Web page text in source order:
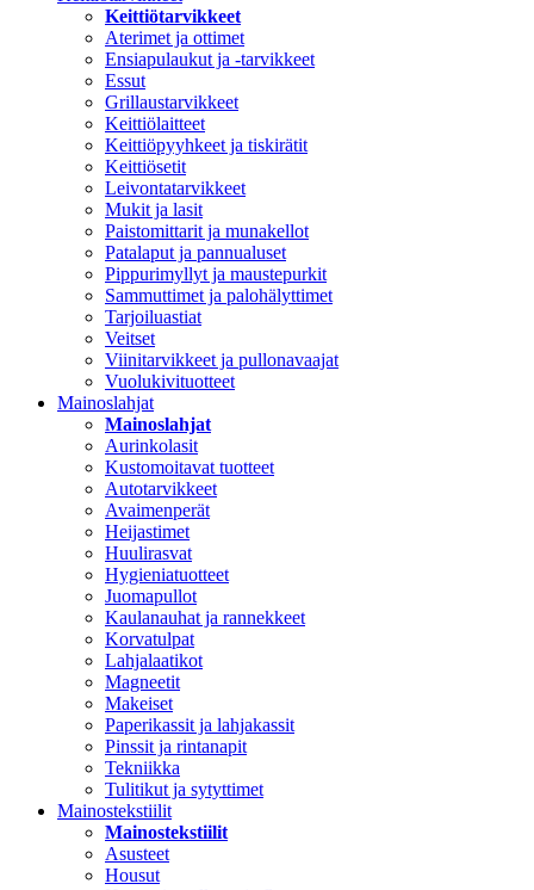
Keittiötarvikkeet
Aterimet ja ottimet
Ensiapulaukut ja -tarvikkeet
Essut
Grillaustarvikkeet
Keittiölaitteet
Keittiöpyyhkeet ja tiskirätit
Keittiösetit
Leivontatarvikkeet
Mukit ja lasit
Paistomittarit ja munakellot
Patalaput ja pannualuset
Pippurimyllyt ja maustepurkit
Sammuttimet ja palohälyttimet
Tarjoiluastiat
Veitset
Viinitarvikkeet ja pullonavaajat
Vuolukivituotteet
Mainoslahjat
Mainoslahjat
Aurinkolasit
Kustomoitavat tuotteet
Autotarvikkeet
Avaimenperät
Heijastimet
Huulirasvat
Hygieniatuotteet
Juomapullot
Kaulanauhat ja rannekkeet
Korvatulpat
Lahjalaatikot
Magneetit
Makeiset
Paperikassit ja lahjakassit
Pinssit ja rintanapit
Tekniikka
Tulitikut ja sytyttimet
Mainostekstiilit
Mainostekstiilit
Asusteet
Housut